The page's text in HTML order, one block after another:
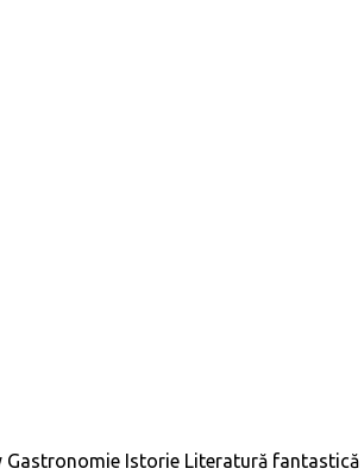
Gastronomie Istorie Literatură fantastică